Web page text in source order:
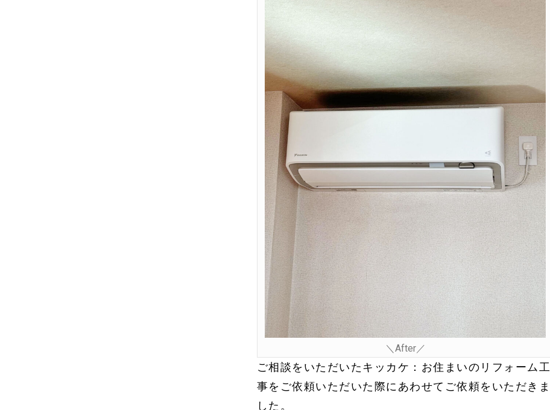
＼After／
ご相談をいただいたキッカケ：お住まいのリフォーム工
事をご依頼いただいた際にあわせてご依頼をいただきま
した。